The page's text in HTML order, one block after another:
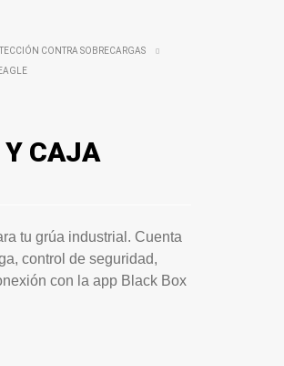
CONTRA SOBRECARGAS
Y CAJA
tu grúa industrial. Cuenta
control de seguridad,
con la app Black Box